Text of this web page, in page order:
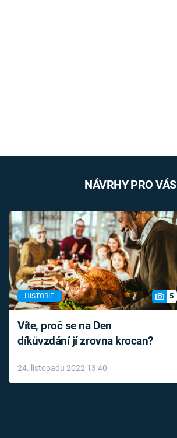
NÁVRHY PRO VÁS
HISTORIE 5
Víte, proč se na Den
díkůvzdání jí zrovna krocan?
24. listopadu 2022 13:40